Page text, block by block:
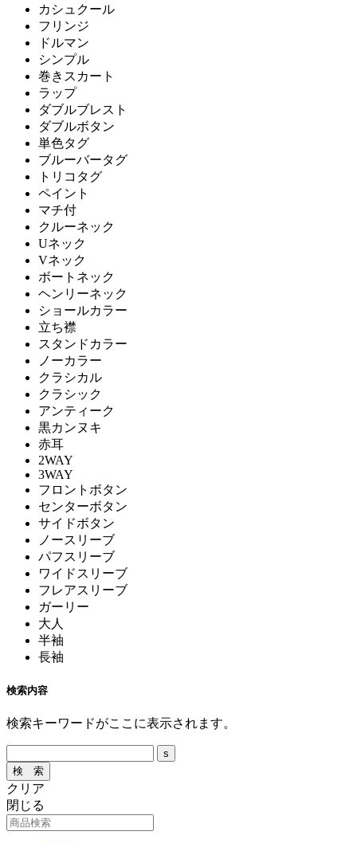
カシュクール
フリンジ
ドルマン
シンプル
巻きスカート
ラップ
ダブルブレスト
ダブルボタン
単色タグ
ブルーバータグ
トリコタグ
ペイント
マチ付
クルーネック
Uネック
Vネック
ボートネック
ヘンリーネック
ショールカラー
立ち襟
スタンドカラー
ノーカラー
クラシカル
クラシック
アンティーク
黒カンヌキ
赤耳
2WAY
3WAY
フロントボタン
センターボタン
サイドボタン
ノースリーブ
パフスリーブ
ワイドスリーブ
フレアスリーブ
ガーリー
大人
半袖
長袖
検索内容
検索キーワードがここに表示されます。
クリア
閉じる